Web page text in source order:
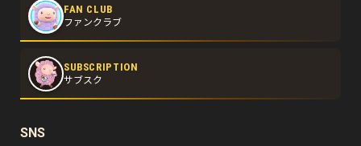
FAN CLUB
ファンクラブ
SUBSCRIPTION
サブスク
SNS